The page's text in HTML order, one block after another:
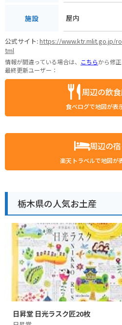
施設 屋内
公式サイト:https://www.ktr.mlit.go.jp/
tml
情報が間違っている場合は、 こちらから修
最終更新ユーザー：
周辺の飲
食べログで地図が表
周辺の
楽天トラベルで地図が
栃木県の人気お土産
日昇堂 日光ラスク匠20枚